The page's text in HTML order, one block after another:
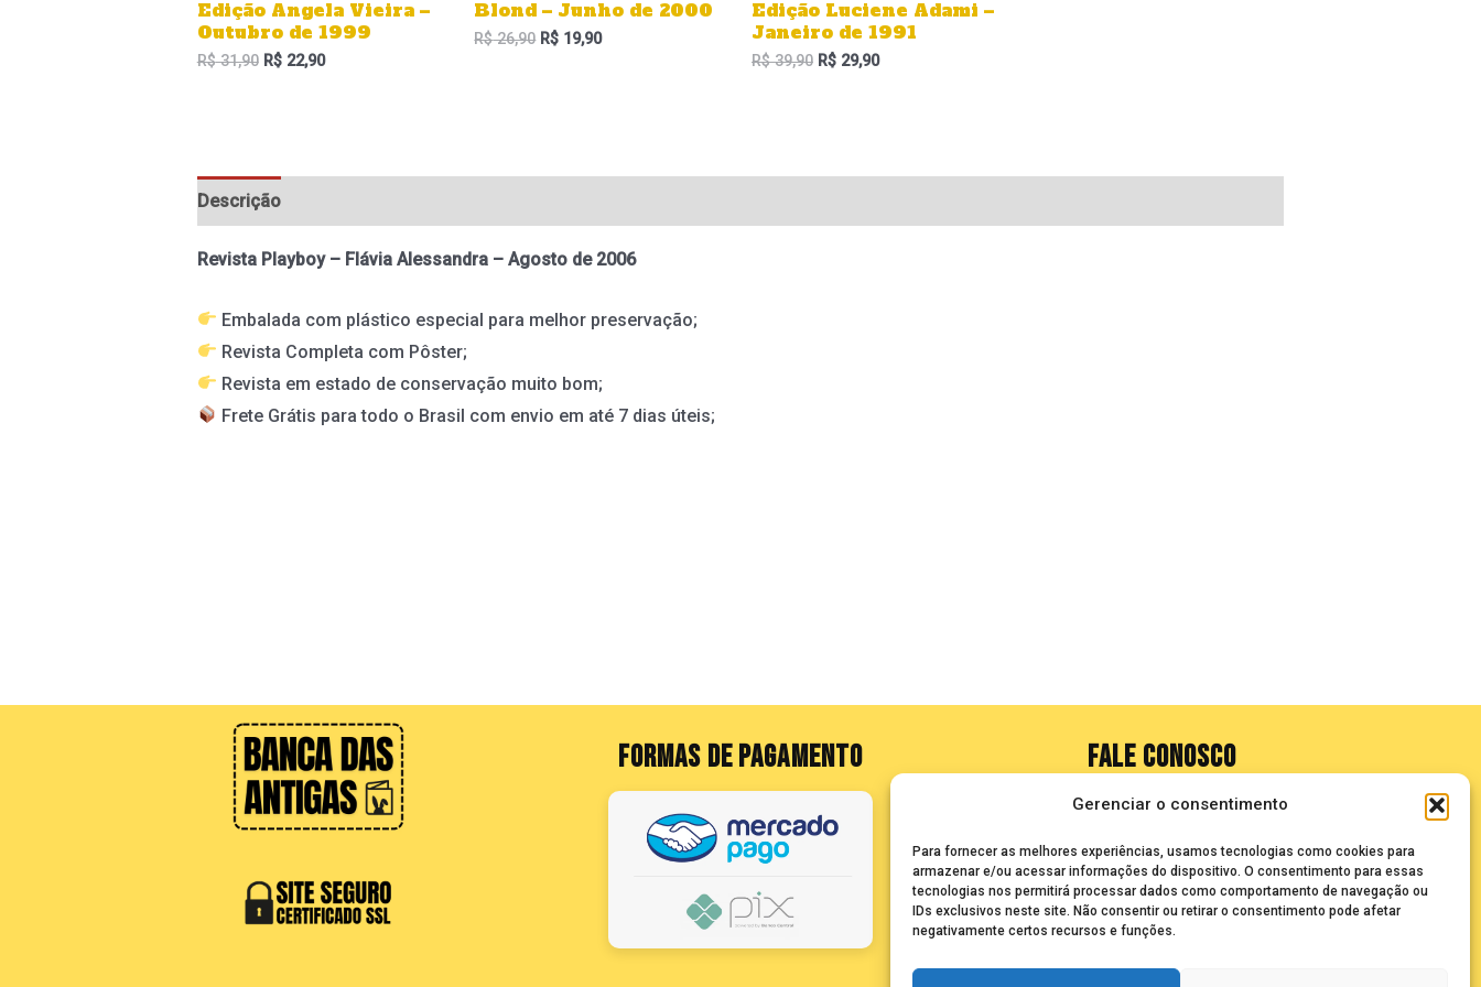
Gerenciar o consentimento
Para fornecer as melhores experiências, usamos tecnologias como cookies para
armazenar e/ou acessar informações do dispositivo. O consentimento para essas
tecnologias nos permitirá processar dados como comportamento de navegação ou
IDs exclusivos neste site. Não consentir ou retirar o consentimento pode afetar
negativamente certos recursos e funções.
Edição Angela Vieira –
Outubro de 1999
R$31,90 R$22,90
Blond – Junho de 2000
R$26,90 R$ 19,90
Edição Luciene Adami –
Janeiro de 1991
R$39,90 R$ 29,90
Descrição
Revista Playboy – Flávia Alessandra – Agosto de 2006
Embalada com plástico especial para melhor preservação;
Revista Completa com Pôster;
Revista em estado de conservação muito bom;
Frete Grátis para todo o Brasil com envio em até 7 dias úteis;
FORMAS DE PAGAMENTO FALE CONOSCO
seuze@bancadasantigas.com